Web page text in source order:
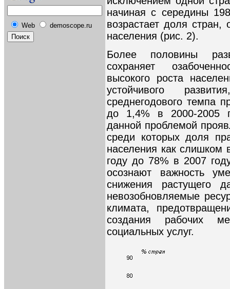
Web demoscope.ru
начиная с середины
возрастает доля стран,
населения (рис. 2).
Более половины
сохраняет
высокого роста
устойчивого
среднегодового темпа
до 1,4% в 2000-2005
данной проблемой
среди которых доля
населения как слишком
году до 78% в 2007
осознают важность
снижения растущего
невозобновляемые
климата,
создания рабочих
социальных услуг.